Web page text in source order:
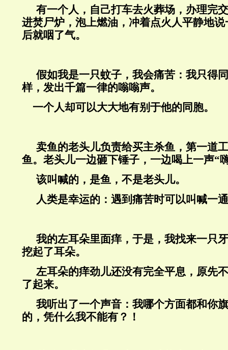
有一个人，自己打车去火葬场，办理完
进焚尸炉，泡上燃油，冲着点火人平静地
后就咽了气。
假如我是一只蚊子，我会痛苦：我只得
样，发出千篇一律的嗡嗡声。
一个人却可以大大地有别于他的同胞。
卖鱼的老头儿负责给买主杀鱼，第一道
鱼。老头儿一边砸下锤子，一边喝上一声“
该叫喊的，是鱼，不是老头儿。
人类是幸运的：遇到痛苦时可以叫喊一
我的左耳朵里面痒，于是，我找来一只
挖起了耳朵。
左耳朵的痒劲儿还没有完全平息，原先
了起来。
我听出了一个声音：我哪个方面都和你
的，凭什么我不能有？！